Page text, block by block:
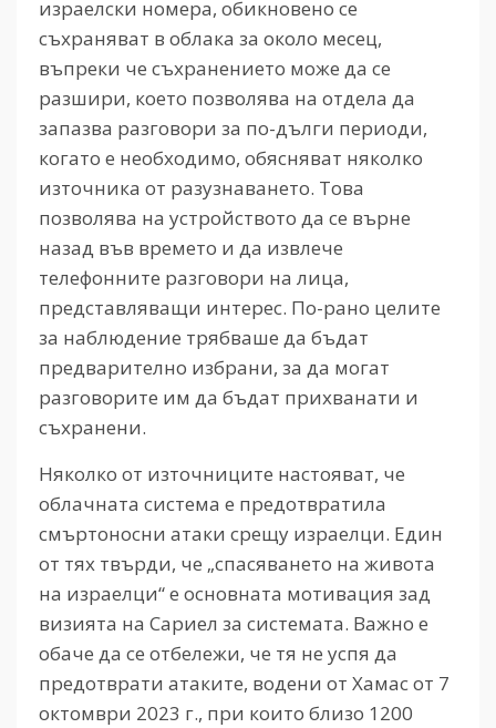
израелски номера, обикновено се
съхраняват в облака за около месец,
въпреки че съхранението може да се
разшири, което позволява на отдела да
запазва разговори за по-дълги периоди,
когато е необходимо, обясняват няколко
източника от разузнаването. Това
позволява на устройството да се върне
назад във времето и да извлече
телефонните разговори на лица,
представляващи интерес. По-рано целите
за наблюдение трябваше да бъдат
предварително избрани, за да могат
разговорите им да бъдат прихванати и
съхранени.
Няколко от източниците настояват, че
облачната система е предотвратила
смъртоносни атаки срещу израелци. Един
от тях твърди, че „спасяването на живота
на израелци“ е основната мотивация зад
визията на Сариел за системата. Важно е
обаче да се отбележи, че тя не успя да
предотврати атаките, водени от Хамас от 7
октомври 2023 г., при които близо 1200